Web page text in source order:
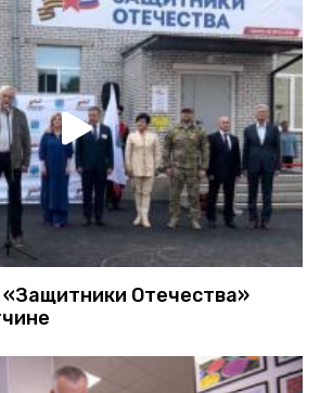
Отечества»